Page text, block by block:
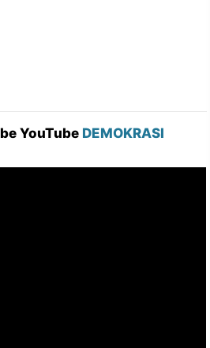
YouTube DEMOKRASI